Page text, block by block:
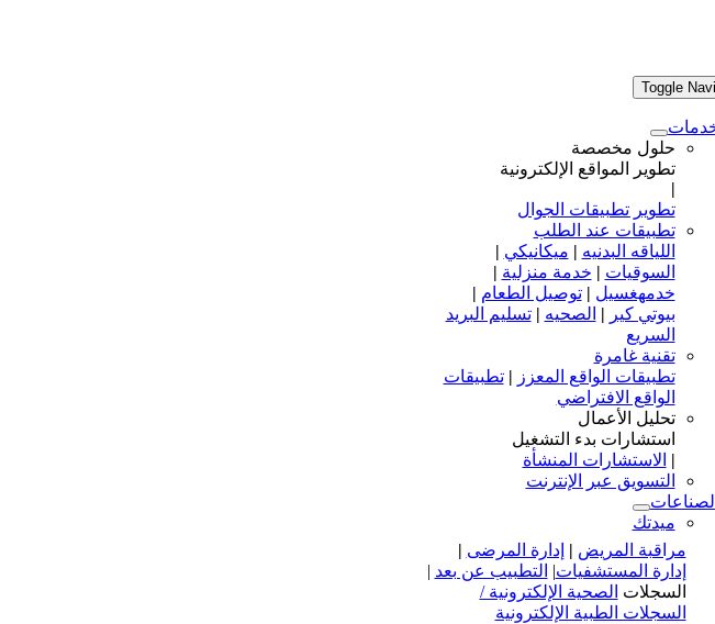
Toggle
حلول مخصصة
تطوير المواقع الإلكترونية
|
تطوير تطبيقات الجوال
تطبيقات عند الطلب
اللياقه البدنيه | ميكانيكي |
السوقيات | خدمة منزلية |
خدمهغسيل |توصيل الطعام |
بيوتي كير | الصحيه |تسليم البريد
السريع
تقنية غامرة
تطبيقات الواقع المعزز |تطبيقات
الواقع الافتراضي
تحليل الأعمال
استشارات بدء التشغيل
| الاستشارات المنشأة
التسويق عبر الإنترنت
ميدتك
مراقبة المريض | إدارة المرضى |
إدارة المستشفيات| التطبيب عن بعد |
السجلات الصحية الإلكترونية /
السجلات الطبية الإلكترونية